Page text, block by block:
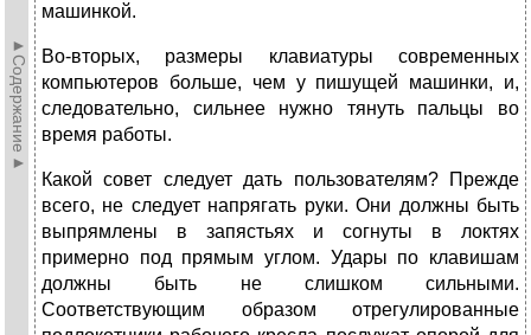
►Содержание►
машинкой.
Во-вторых, размеры клавиатуры современных
компьютеров больше, чем у пишущей машинки, и,
следовательно, сильнее нужно тянуть пальцы во
время работы.
Какой совет следует дать пользователям? Прежде
всего, не следует напрягать руки. Они должны быть
выпрямлены в запястьях и согнуты в локтях
примерно под прямым углом. Удары по клавишам
должны быть не слишком сильными.
Соответствующим образом отрегулированные